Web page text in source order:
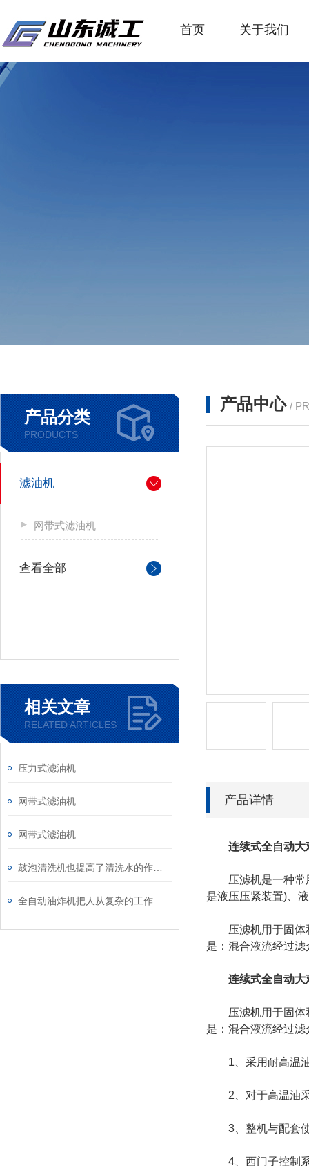
首页 关于我们
产品分类
PRODUCTS
滤油机
网带式滤油机
查看全部
相关文章
RELATED ARTICLES
压力式滤油机
​网带式滤油机
网带式滤油机
产品中心 /
产品详情
连续式全自动
压滤机是一种常用
是液压压紧装置)、
压滤机用于固体和
是：混合液流经过
连续式全自动
压滤机用于固体和
是：混合液流经过滤
1、采用耐高温油
2、对于高温油采
3、整机与配套使
4、西门子控制系